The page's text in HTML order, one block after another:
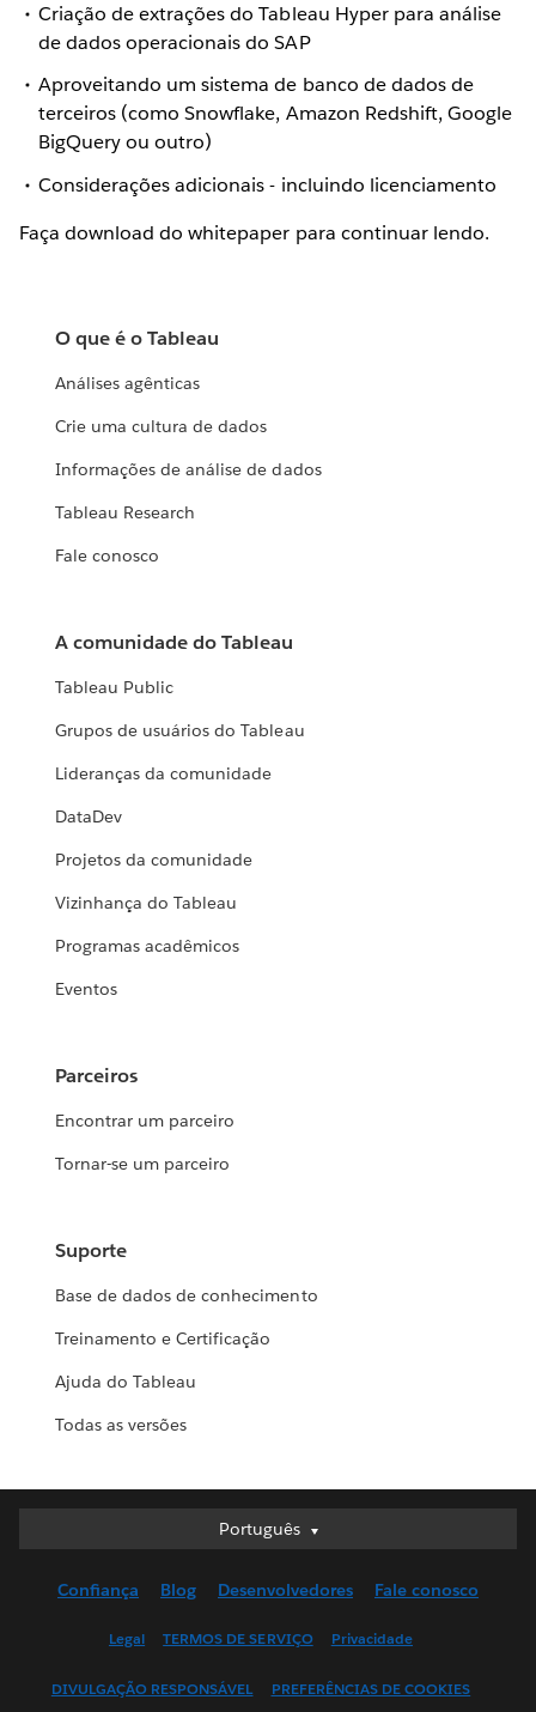
Criação de extrações do Tableau Hyper para análise
de dados operacionais do SAP
Aproveitando um sistema de banco de dados de
terceiros (como Snowflake, Amazon Redshift, Google
BigQuery ou outro)
Considerações adicionais - incluindo licenciamento
Faça download do whitepaper para continuar lendo.
O que é o Tableau
Análises agênticas
Crie uma cultura de dados
Informações de análise de dados
Tableau Research
Fale conosco
A comunidade do Tableau
Tableau Public
Grupos de usuários do Tableau
Lideranças da comunidade
DataDev
Projetos da comunidade
Vizinhança do Tableau
Programas acadêmicos
Eventos
Parceiros
Encontrar um parceiro
Tornar-se um parceiro
Suporte
Base de dados de conhecimento
Treinamento e Certificação
Ajuda do Tableau
Todas as versões
Português
Português
English (UK)
Français (Canada)
Confiança Blog Desenvolvedores Fale conosco
Legal TERMOS DE SERVIÇO Privacidade
DIVULGAÇÃO RESPONSÁVEL PREFERÊNCIAS DE COOKIES